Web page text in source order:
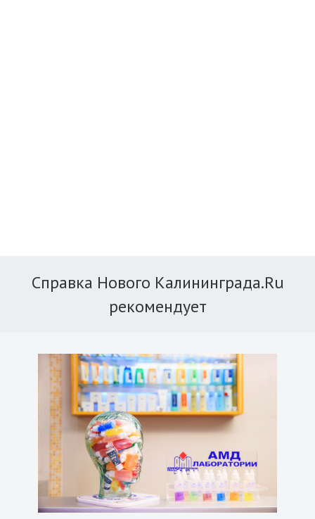
Справка Нового Калининграда.Ru
рекомендует